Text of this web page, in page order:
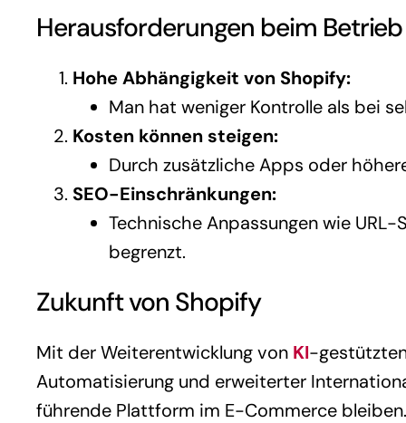
Herausforderungen beim
Hohe Abhängigkeit von Shopify:
Man hat weniger Kontrolle als bei
Kosten können steigen:
Durch zusätzliche Apps oder
SEO-Einschränkungen:
Technische Anpassungen wie
begrenzt.
Zukunft von Shopify
Mit der Weiterentwicklung von KI-
Automatisierung und erweiterter
führende Plattform im E-Commerce